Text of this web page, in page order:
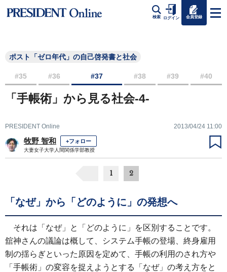
検索 ログイン 会員登録
ポスト「ゼロ年代」の自己啓発書と社会
#35 #36 #37 #38 #39 #40
「手帳術」から見る社会-4-
PRESIDENT Online 2013/04/24 11:00
牧野 智和 +フォロー
大妻女子大学人間関係学部教授
1 2
「なぜ」から「どのように」の発想へ
それは「なぜ」と「どのように」を区別することです。
舘神さんの議論は概して、システム手帳の登場、終身雇用
制の揺らぎといった原因を定めて、手帳の利用のされ方や
「手帳術」の変容を捉えようとする「なぜ」の考え方をと